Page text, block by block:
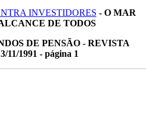
INVESTIDORES - O MAR
DE TODOS
DE PENSÃO - REVISTA
11/1991 - página 1